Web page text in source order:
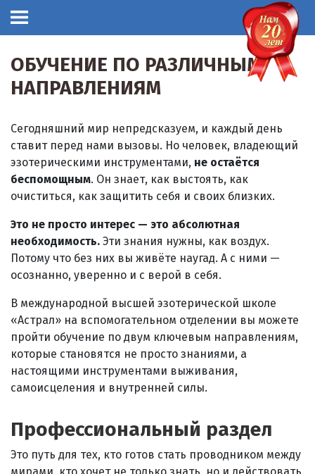
ОБУЧЕНИЕ ПО РАЗЛИЧНЫМ
НАПРАВЛЕНИЯМ
Сегодняшний мир непредсказуем, и каждый день
ставит перед нами вызовы. Но человек, владеющий
эзотерическими инструментами, не остаётся
беспомощным. Он знает, как выстоять, как
очиститься, как защитить себя и своих близких.
Это не просто интерес — это абсолютная
необходимость. Эти знания нужны, как воздух.
Потому что без них вы живёте наугад. А с ними —
осознанно, уверенно и с верой в себя.
В международной высшей эзотерической школе
«Астрал» на вспомогательном отделении вы можете
пройти обучение по двум ключевым направлениям,
которые становятся не просто знаниями, а
настоящими инструментами выживания,
самоисцеления и внутренней силы.
Профессиональный раздел
Это путь для тех, кто готов стать проводником между